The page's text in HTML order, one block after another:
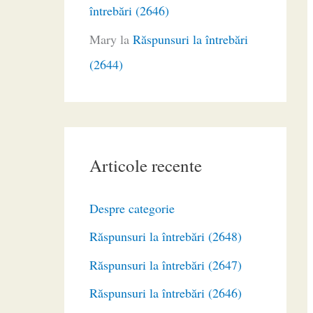
întrebări (2646)
Mary la Răspunsuri la întrebări
(2644)
Articole recente
Despre categorie
Răspunsuri la întrebări (2648)
Răspunsuri la întrebări (2647)
Răspunsuri la întrebări (2646)